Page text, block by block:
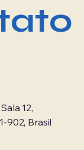
12,
902, Brasil